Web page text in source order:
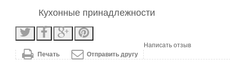
Кухонные принадлежности
Отправить другу
Печать
Написать отзыв